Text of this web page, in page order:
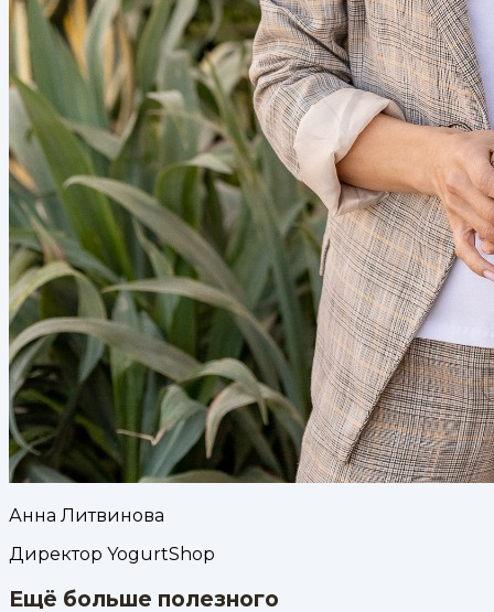
Анна Литвинова
Директор YogurtShop
Ещё больше полезного